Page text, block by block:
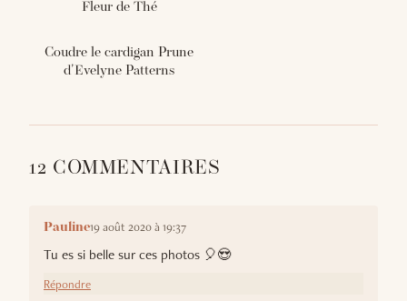
Fleur de Thé
Coudre le cardigan Prune
d'Evelyne Patterns
12 COMMENTAIRES
Pauline19 août 2020 à 19:37
Tu es si belle sur ces photos 🎈😍
Répondre